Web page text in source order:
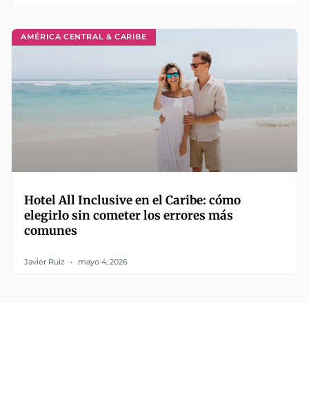
AMÉRICA CENTRAL & CARIBE
Hotel All Inclusive en el Caribe: cómo
elegirlo sin cometer los errores más
comunes
Javier Ruiz mayo 4, 2026